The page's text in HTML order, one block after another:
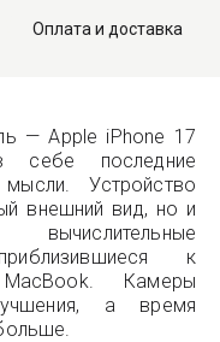
Оплата и доставка
— Apple iPhone 17
себе последние
мысли. Устройство
внешний вид, но и
к
Камеры
а время